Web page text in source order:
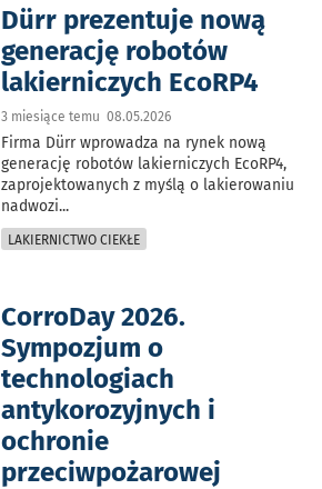
Dürr prezentuje nową
generację robotów
lakierniczych EcoRP4
3 miesiące temu 08.05.2026
Firma Dürr wprowadza na rynek nową
generację robotów lakierniczych EcoRP4,
zaprojektowanych z myślą o lakierowaniu
nadwozi...
LAKIERNICTWO CIEKŁE
CorroDay 2026.
Sympozjum o
technologiach
antykorozyjnych i
ochronie
przeciwpożarowej